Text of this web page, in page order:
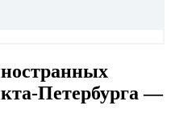
Петербурга —